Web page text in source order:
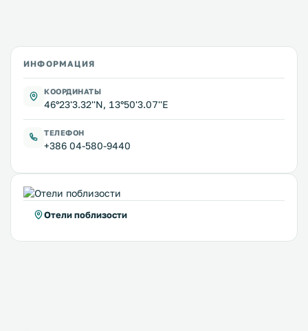
ИНФОРМАЦИЯ
КООРДИНАТЫ
46°23'3.32''N, 13°50'3.07''E
ТЕЛЕФОН
+386 04-580-9440
Отели поблизости